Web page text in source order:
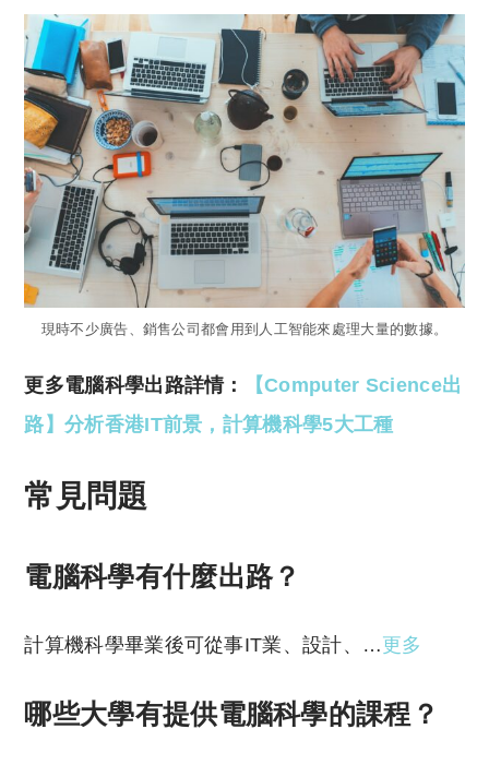
現時不少廣告、銷售公司都會用到人工智能來處理大量的數據。
更多電腦科學出路詳情：
【Computer Science出
路】分析香港IT前景，計算機科學5大工種
常見問題
電腦科學有什麼出路？
計算機科學畢業後可從事IT業、設計、…更多
哪些大學有提供電腦科學的課程？